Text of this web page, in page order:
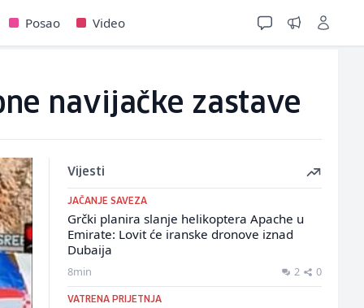
Posao Video
navijačke zastave
Vijesti
JAČANJE SAVEZA
Grčki planira slanje helikoptera Apache u
Emirate: Lovit će iranske dronove iznad
Dubaija
8min 2 0
VATRENA PRIJETNJA